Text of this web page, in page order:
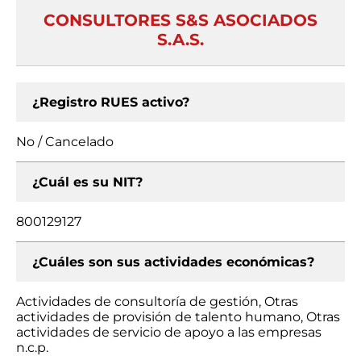
CONSULTORES S&S ASOCIADOS
S.A.S.
¿Registro RUES activo?
No / Cancelado
¿Cuál es su NIT?
800129127
¿Cuáles son sus actividades económicas?
Actividades de consultoría de gestión, Otras
actividades de provisión de talento humano, Otras
actividades de servicio de apoyo a las empresas
n.c.p.